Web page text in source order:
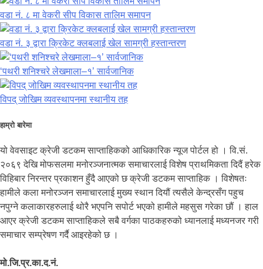
वडा नं. ८ मा वेकरी सीप विकास तालिम समापन
वडा नं. ३ द्वारा क्रिकेट क्लबलाई खेल सामग्री हस्तान्तरण
‘पथरी शनिश्चरे लेखमाला–१’ सार्वजानिक
विपद् जोखिम व्यवस्थापनमा स्थानीय तह
हाम्रो बारेमा
यो वेवसाइट क्रेजी डटकम साप्ताहिकको आधिकारिक न्यूज पोर्टल हो । वि.सं.
२०६९ देखि मोफसलमा मनोरञ्जनात्मक समाचारलाई विशेष प्राथमिकता दिदैं हरेक
विहिबार निरन्तर प्रकाशन हुँदै आएको छ क्रेजी डटकम साप्ताहिक । विशेषतः
हामीले कला मनोरञ्जन समाचारलाई मुख्य स्थान दियौं त्यसैले केन्द्रसँग पहुच
नपुग्ने कलाकारहरुलाई थोरै भएपनि सपोर्ट भएको हामीले महसुस गरेका छौं । हाल
आएर क्रेजी डटकम साप्ताहिकले सबै वर्गका पाठकहरुको ध्यानलाई मध्यनजर गरी
समाचार सम्प्रेषण गर्दै आइरहेको छ ।
मो.जि.प्र.का.द.नं.